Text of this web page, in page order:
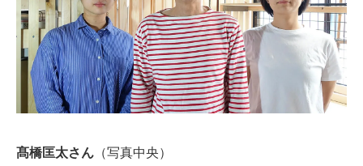
髙橋匡太さん （写真中央）